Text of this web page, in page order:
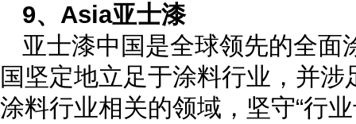
9、Asia亚士漆
亚士漆中国是全球领先的全
国坚定地立足于涂料行业，并
涂料行业相关的领域，坚守“行